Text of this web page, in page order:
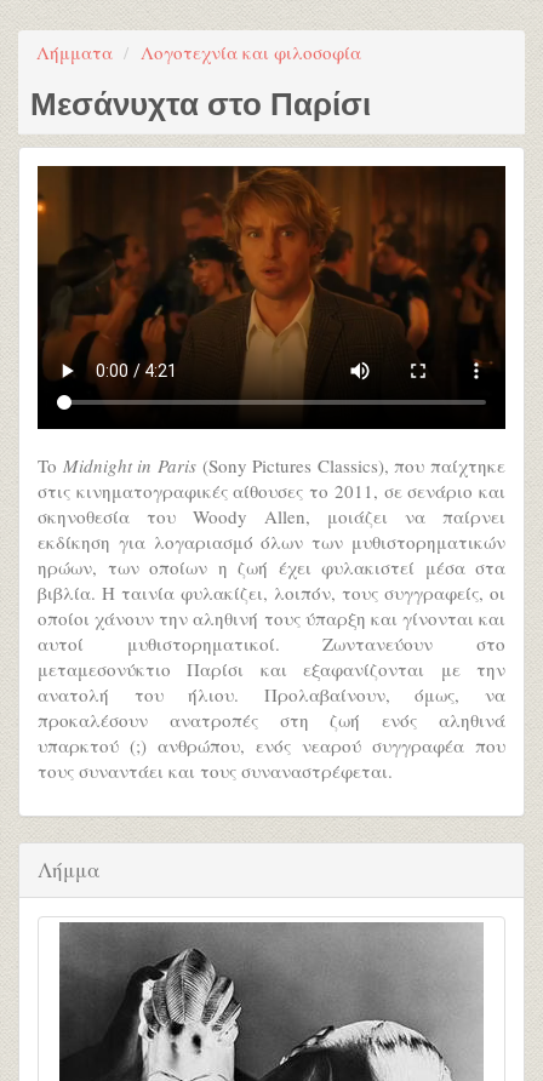
Λήμματα Λογοτεχνία και φιλοσοφία
Μεσάνυχτα στο Παρίσι
To Midnight in Paris(Sony Pictures Classics), που παίχτηκε
στις κινηματογραφικές αίθουσες το 2011, σε σενάριο και
σκηνοθεσία του Woody Allen, μοιάζει να παίρνει
εκδίκηση για λογαριασμό όλων των μυθιστορηματικών
ηρώων, των οποίων η ζωή έχει φυλακιστεί μέσα στα
βιβλία. Η ταινία φυλακίζει, λοιπόν, τους συγγραφείς, οι
οποίοι χάνουν την αληθινή τους ύπαρξη και γίνονται και
αυτοί μυθιστορηματικοί. Ζωντανεύουν στο
μεταμεσονύκτιο Παρίσι και εξαφανίζονται με την
ανατολή του ήλιου. Προλαβαίνουν, όμως, να
προκαλέσουν ανατροπές στη ζωή ενός αληθινά
υπαρκτού (;) ανθρώπου, ενός νεαρού συγγραφέα που
τους συναντάει και τους συναναστρέφεται.
Λήμμα